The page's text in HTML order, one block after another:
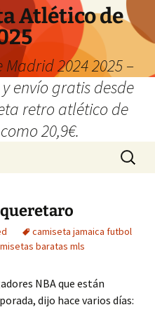
Atlético de
2024 2025 –
envío gratis desde
retro atlético de
20,9€.
Buscar:
camiseta jamaica futbol
baratas mls
NBA que están
dijo hace varios días: